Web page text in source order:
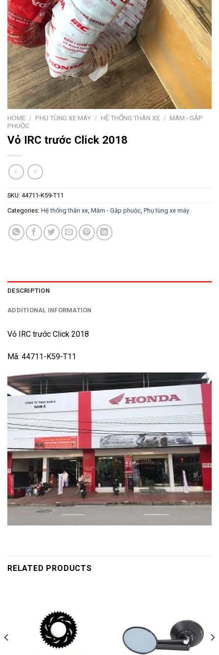
HOME / PHỤ TÙNG XE MÁY / HỆ THỐNG THÂN XE / MÂM - GẮP
PHUỘC
Vỏ IRC trước Click 2018
SKU: 44711-K59-T11
Categories: Hệ thống thân xe Mâm - Gắp phuộc Phụ tùng xe máy
DESCRIPTION
ADDITIONAL INFORMATION
Vỏ IRC trước Click 2018
Mã: 44711-K59-T11
RELATED PRODUCTS